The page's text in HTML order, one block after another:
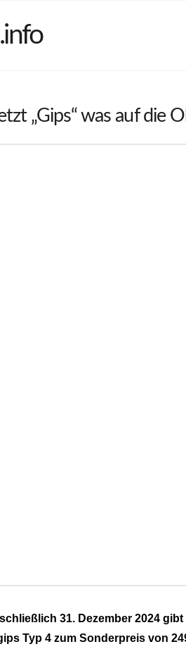
„Gips“ was auf die
31. Dezember 2024
Typ 4 zum Sonderpreis von